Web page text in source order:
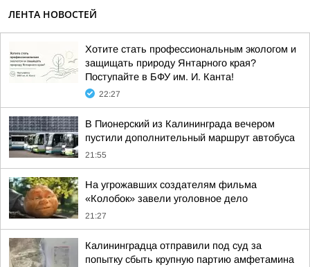
ЛЕНТА НОВОСТЕЙ
Хотите стать профессиональным экологом и
защищать природу Янтарного края?
Поступайте в БФУ им. И. Канта!
22:27
В Пионерский из Калининграда вечером
пустили дополнительный маршрут автобуса
21:55
На угрожавших создателям фильма
«Колобок» завели уголовное дело
21:27
Калининградца отправили под суд за
попытку сбыть крупную партию амфетамина